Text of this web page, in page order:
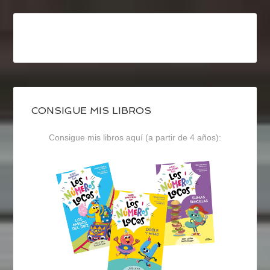
CONSIGUE MIS LIBROS
Consigue mis libros aquí (a partir de 4 años):